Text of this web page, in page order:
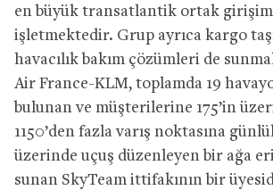
en büyük transatlantik ortak
işletmektedir. Grup ayrıca kargo
havacılık bakım çözümleri de
Air France-KLM, toplamda 19
bulunan ve müşterilerine 175’in
1150’den fazla varış noktasına
üzerinde uçuş düzenleyen bir ağa
sunan SkyTeam ittifakının bir